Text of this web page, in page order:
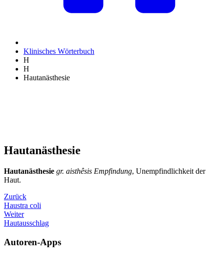
Klinisches Wörterbuch
H
H
Hautanästhesie
Hautanästhesie
Hautanästhesie gr. aisthêsis Empfindung, Unempfindlichkeit der
Haut.
Zurück
Haustra coli
Weiter
Hautausschlag
Autoren-Apps